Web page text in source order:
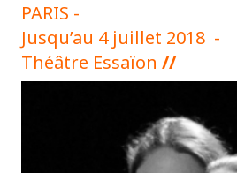
PARIS -
Jusqu’au 4 juillet 2018 -
Théâtre Essaïon //